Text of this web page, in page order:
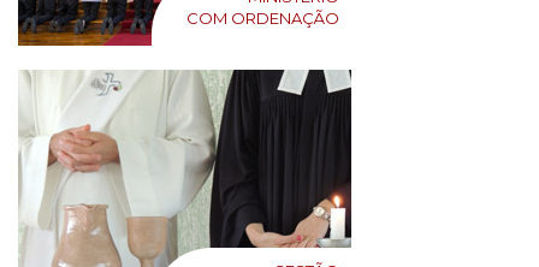
COM ORDENAÇÃO